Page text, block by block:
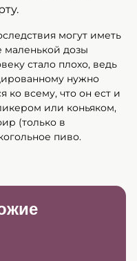
могут иметь
маленькой дозы
стало плохо, ведь
нужно
ко всему, что он ест и
или коньяком,
(только в
пиво.